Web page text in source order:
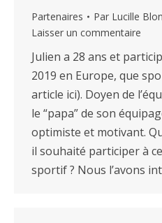
Partenaires Par Lucille
Laisser un commentaire
Julien a 28 ans et
2019 en Europe, que
article ici). Doyen de
le “papa” de son
optimiste et motivant.
il souhaité participer à
sportif ? Nous l’avons